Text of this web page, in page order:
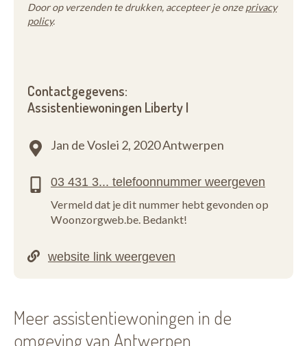
Door op verzenden te drukken, accepteer je onze privacy
policy.
Contactgegevens:
Assistentiewoningen Liberty I
Jan de Voslei 2, 2020 Antwerpen
Vermeld dat je dit nummer hebt gevonden op
Woonzorgweb.be. Bedankt!
Meer assistentiewoningen in de
omgeving van Antwerpen